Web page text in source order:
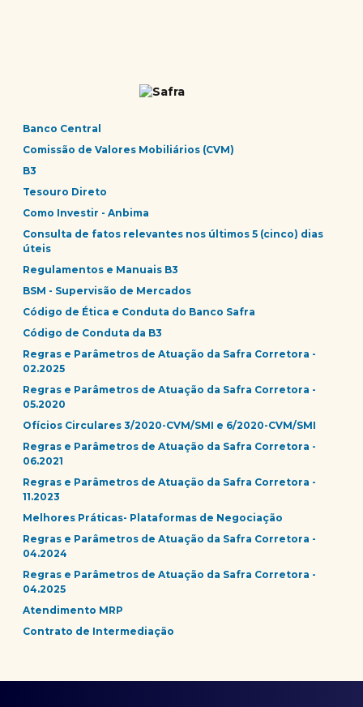
Banco Central
Comissão de Valores Mobiliários (CVM)
B3
Tesouro Direto
Como Investir - Anbima
Consulta de fatos relevantes nos últimos 5 (cinco) dias
úteis
Regulamentos e Manuais B3
BSM - Supervisão de Mercados
Código de Ética e Conduta do Banco Safra
Código de Conduta da B3
Regras e Parâmetros de Atuação da Safra Corretora -
02.2025
Regras e Parâmetros de Atuação da Safra Corretora -
05.2020
Ofícios Circulares 3/2020-CVM/SMI e 6/2020-CVM/SMI
Regras e Parâmetros de Atuação da Safra Corretora -
06.2021
Regras e Parâmetros de Atuação da Safra Corretora -
11.2023
Melhores Práticas- Plataformas de Negociação
Regras e Parâmetros de Atuação da Safra Corretora -
04.2024
Regras e Parâmetros de Atuação da Safra Corretora -
04.2025
Atendimento MRP
Contrato de Intermediação